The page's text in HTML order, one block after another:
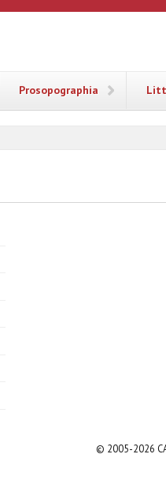
Prosopographia
© 2005-2026